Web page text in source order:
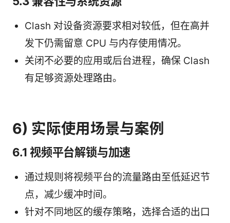
Clash 对设备资源要求相对较低，但在高并
发下仍需留意 CPU 与内存使用情况。
关闭不必要的应用或后台进程，确保 Clash
有足够资源处理路由。
6) 实际使用场景与案例
6.1 视频平台解锁与加速
通过规则将视频平台的流量路由至低延迟节
点，减少缓冲时间。
针对不同地区的缓存策略，选择合适的出口